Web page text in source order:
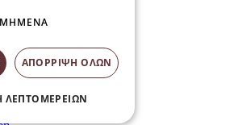
ΑΠΌΡΡΙΨΗ ΌΛΩΝ
ΛΕΠΤΟΜΕΡΕΙΏΝ